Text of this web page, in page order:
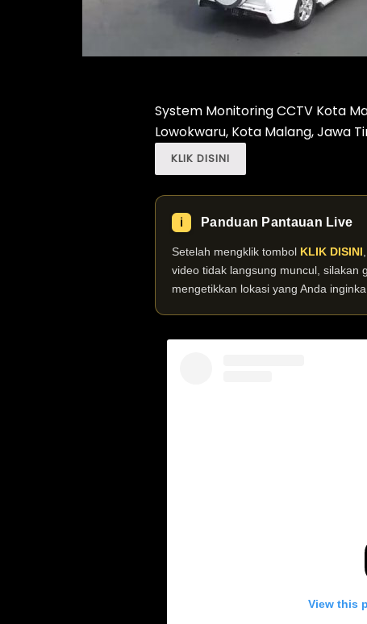
System Monitoring CCTV Kota
Lowokwaru, Kota Malang, Jawa
KLIK DISINI
ℹ️ Panduan Pantauan Live
Setelah mengklik tombol KLIK DISINI
video tidak langsung muncul, silakan
mengetikkan lokasi yang Anda
View this